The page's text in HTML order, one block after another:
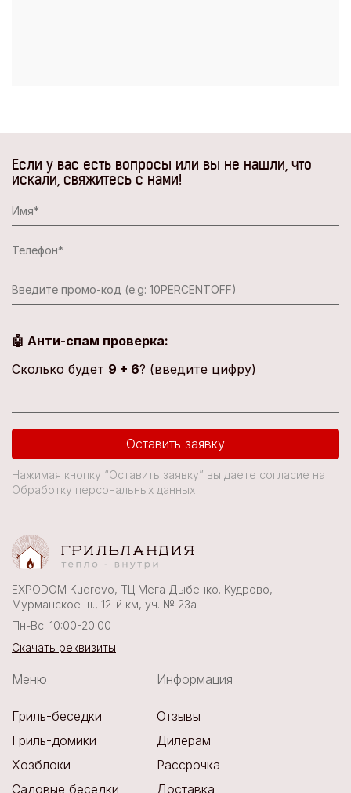
Если у вас есть вопросы или вы не нашли, что
искали, свяжитесь с нами!
🤖 Анти-спам проверка:
Сколько будет 9 + 6? (введите цифру)
Оставить заявку
Нажимая кнопку “Оставить заявку” вы даете согласие на
Обработку персональных данных
EXPODOM Kudrovo, ТЦ Мега Дыбенко. Кудрово,
Мурманское ш., 12-й км, уч. № 23а
Пн-Вс: 10:00-20:00
Скачать реквизиты
Меню
Гриль-беседки
Гриль-домики
Хозблоки
Садовые беседки
Информация
Отзывы
Дилерам
Рассрочка
Доставка